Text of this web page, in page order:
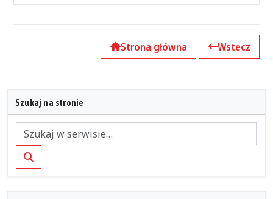
Strona główna Wstecz
Szukaj na stronie
Szukaj